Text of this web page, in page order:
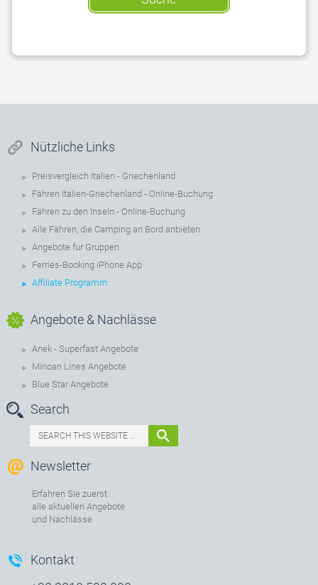
Nützliche Links
Preisvergleich Italien - Griechenland
Fähren Italien-Griechenland - Online-Buchung
Fähren zu den Inseln - Online-Buchung
Alle Fähren, die Camping an Bord anbieten
Angebote fur Gruppen
Ferries-Booking iPhone App
Affiliate Programm
Angebote & Nachlässe
Anek - Superfast Angebote
Minoan Lines Angebote
Blue Star Angebote
Search
Newsletter
Erfahren Sie zuerst
alle aktuellen Angebote
und Nachlässe
Kontakt